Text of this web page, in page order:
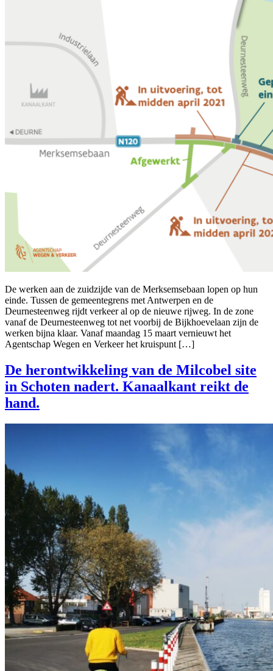
De werken aan de zuidzijde van de Merksemsebaan lopen op hun
einde. Tussen de gemeentegrens met Antwerpen en de
Deurnesteenweg rijdt verkeer al op de nieuwe rijweg. In de zone
vanaf de Deurnesteenweg tot net voorbij de Bijkhoevelaan zijn de
werken bijna klaar. Vanaf maandag 15 maart vernieuwt het
Agentschap Wegen en Verkeer het kruispunt […]
De herontwikkeling van de Milcobel site
in Schoten nadert. Kanaalkant reikt de
hand.